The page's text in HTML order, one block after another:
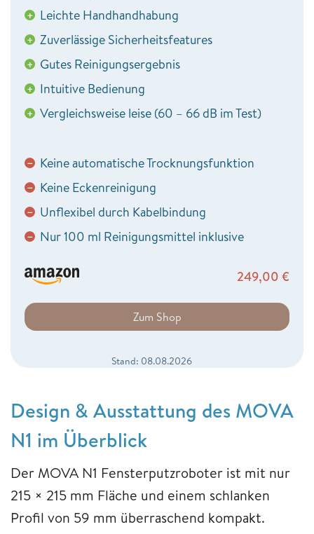
+ Leichte Handhandhabung
+ Zuverlässige Sicherheitsfeatures
+ Gutes Reinigungsergebnis
+ Intuitive Bedienung
+ Vergleichsweise leise (60 – 66 dB im Test)
− Keine automatische Trocknungsfunktion
− Keine Eckenreinigung
− Unflexibel durch Kabelbindung
− Nur 100 ml Reinigungsmittel inklusive
249,00 €
Zum Shop
Stand: 08.08.2026
Design & Ausstattung des MOVA
N1 im Überblick
Der MOVA N1 Fensterputzroboter ist mit nur
215 × 215 mm Fläche und einem schlanken
Profil von 59 mm überraschend kompakt.